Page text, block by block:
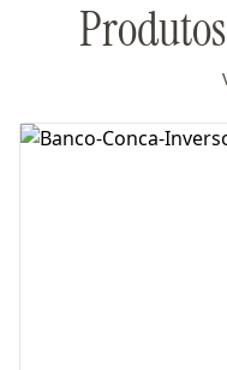
Produtos